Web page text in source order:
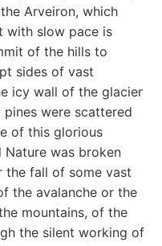
Arveiron, which
with slow pace is
of the hills to
sides of vast
icy wall of the glacier
were scattered
of this glorious
Nature was broken
the fall of some vast
the avalanche or the
mountains, of the
the silent working of